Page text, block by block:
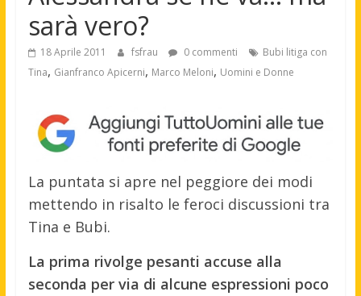
sarà vero?
18 Aprile 2011 fsfrau 0 commenti
Bubi litiga con
Tina, Gianfranco Apicerni, Marco Meloni, Uomini e Donne
La puntata si apre nel peggiore dei modi
mettendo in risalto le feroci discussioni tra
Tina e Bubi.
La prima rivolge pesanti accuse alla
seconda per via di alcune espressioni poco